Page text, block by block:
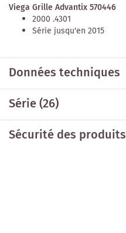
Viega Grille Advantix 570446
2000 .4301
Série jusqu'en 2015
Données techniques
Série(26)
Sécurité des produits